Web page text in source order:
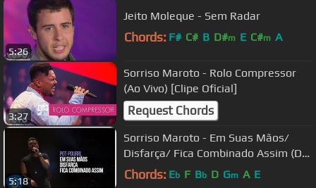
5:26
Jeito Moleque - Sem Radar
Chords: F# C# B D#m E C#m A
3:27
Sorriso Maroto - Rolo Compressor
(Ao Vivo) [Clipe Oficial]
Request Chords
5:18
Sorriso Maroto - Em Suas Mãos/
Disfarça/ Fica Combinado Assim (De
Volta Pro Amanhã, Vol. 3)
Chords: Eb F Bb D Gm A E